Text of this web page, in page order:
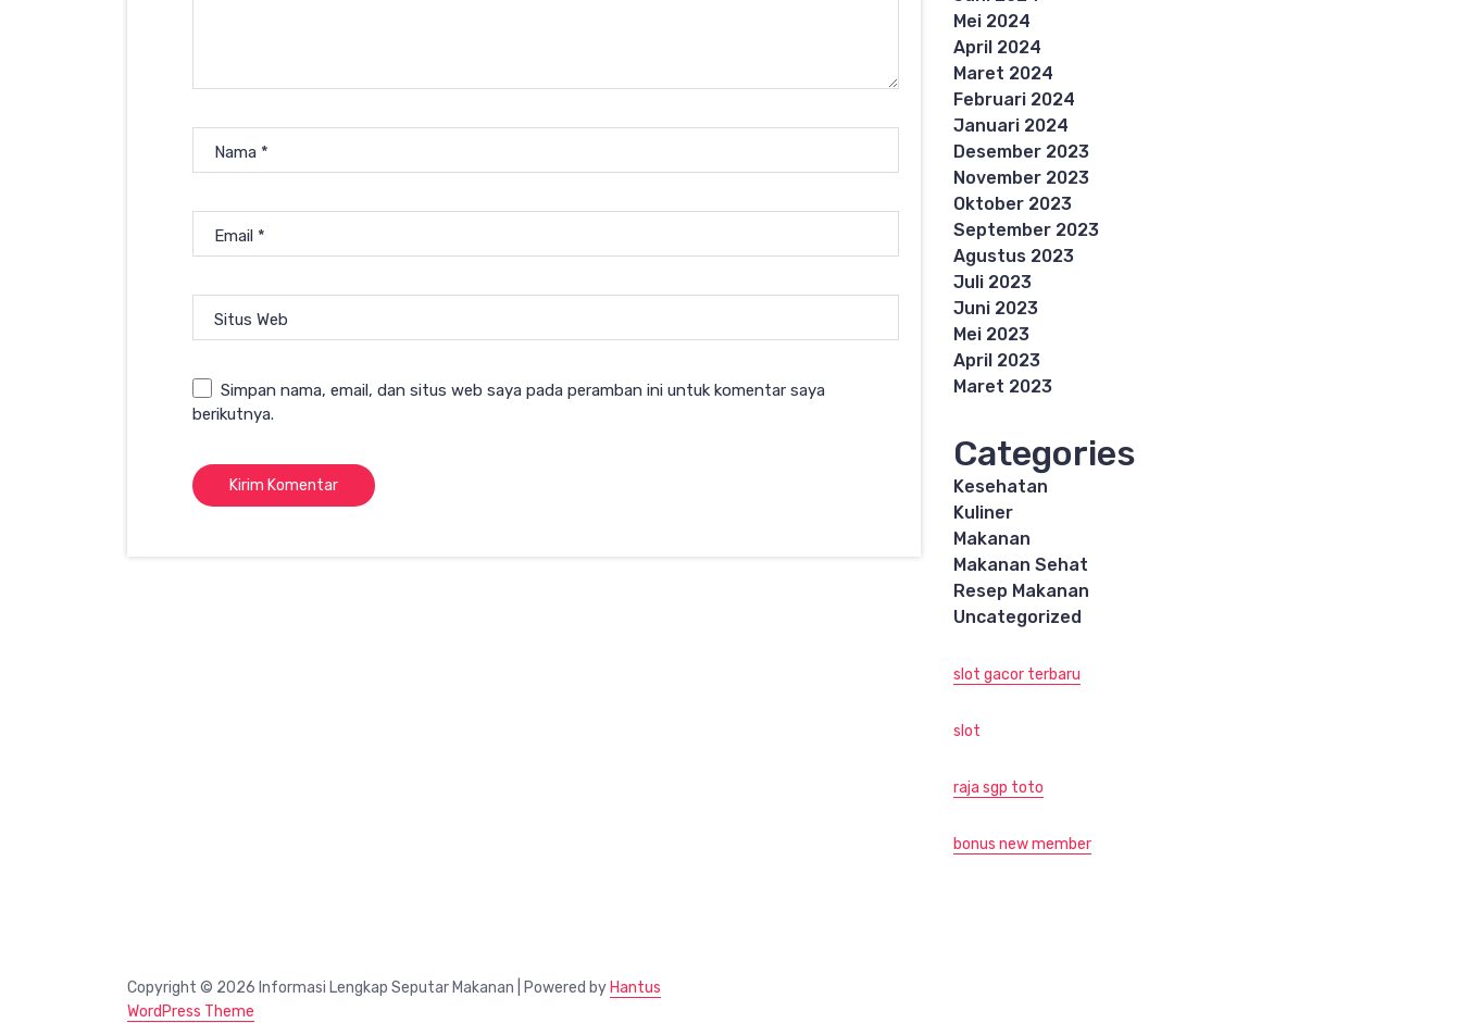
Nama *
Email *
Situs Web
Simpan nama, email, dan situs web saya pada peramban ini untuk komentar saya
berikutnya.
Mei 2024
April 2024
Maret 2024
Februari 2024
Januari 2024
Desember 2023
November 2023
Oktober 2023
September 2023
Agustus 2023
Juli 2023
Juni 2023
Mei 2023
April 2023
Maret 2023
Categories
Kesehatan
Kuliner
Makanan
Makanan Sehat
Resep Makanan
Uncategorized
slot gacor terbaru
slot
raja sgp toto
bonus new member
Copyright © 2026 Informasi Lengkap Seputar Makanan | Powered by Hantus
WordPress Theme